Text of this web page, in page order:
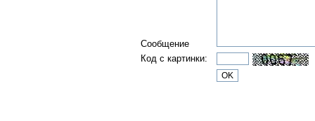
Сообщение
Код с картинки: